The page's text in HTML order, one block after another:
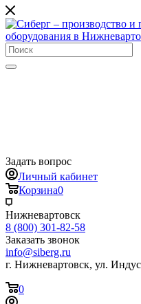
Задать вопрос
Личный кабинет
Корзина0
Нижневартовск
8 (800) 301-82-58
Заказать звонок
info@siberg.ru
г. Нижневартовск, ул.
0